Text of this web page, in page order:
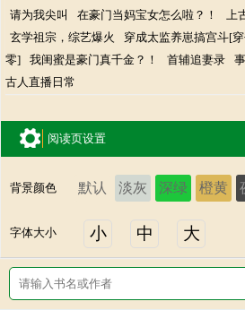
请为我尖叫
在豪门当妈宝女怎么啦？！ 上
玄学祖宗，综艺爆火
穿成太监养崽搞宫斗[
零]
我闺蜜是豪门真千金？！ 首辅追妻录
古人直播日常
阅读页设置
背景颜色 默认 淡灰 深绿 橙黄
字体大小 小 中 大